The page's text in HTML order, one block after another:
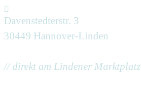
Davenstedterstr. 3
30449 Hannover-Linden
// direkt am Lindener Marktplatz